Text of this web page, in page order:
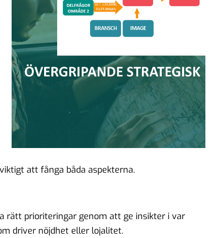
att fånga båda aspekterna.
rätt prioriteringar genom att ge insikter i var
driver nöjdhet eller lojalitet.